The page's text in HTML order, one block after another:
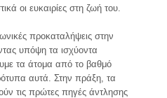
οι ευκαιρίες στη ζωή του.
προκαταλήψεις στην
υπόψη τα ισχύοντα
τα άτομα από το βαθμό
αυτά. Στην πράξη, τα
τις πρώτες πηγές άντλησης